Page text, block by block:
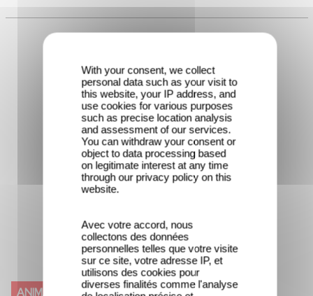
ANIMATION ANIMAL CRACKERS
With your consent, we collect
personal data such as your visit to
this website, your IP address, and
use cookies for various purposes
such as precise location analysis
and assessment of our services.
You can withdraw your consent or
object to data processing based
on legitimate interest at any time
through our privacy policy on this
website.
Avec votre accord, nous
collectons des données
personnelles telles que votre visite
sur ce site, votre adresse IP, et
utilisons des cookies pour
diverses finalités comme l'analyse